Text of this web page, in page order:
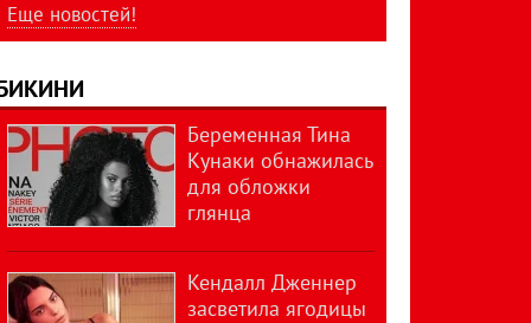
Еще новостей!
Беременная Тина
Кунаки обнажилась
для обложки
глянца
Кендалл Дженнер
засветила ягодицы